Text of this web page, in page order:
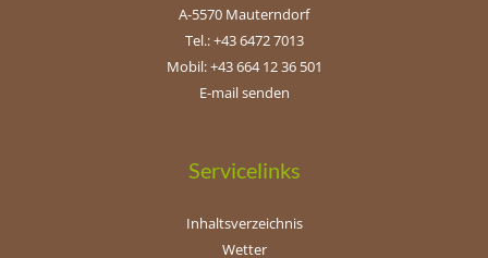
A-5570 Mauterndorf
Tel.: +43 6472 7013
Mobil: +43 664 12 36 501
E-mail senden
Servicelinks
Inhaltsverzeichnis
Wetter